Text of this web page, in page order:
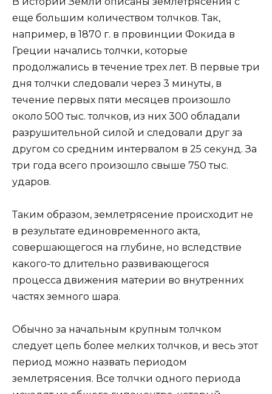
еще большим количеством толчков. Так,
например, в 1870 г. в провинции Фокида в
Греции начались толчки, которые
продолжались в течение трех лет. В первые три
дня толчки следовали через 3 минуты, в
течение первых пяти месяцев произошло
около 500 тыс. толчков, из них 300 обладали
разрушительной силой и следовали друг за
другом со средним интервалом в 25 секунд. За
три года всего произошло свыше 750 тыс.
ударов.
Таким образом, землетрясение происходит не
в результате единовременного акта,
совершающегося на глубине, но вследствие
какого-то длительно развивающегося
процесса движения материи во внутренних
частях земного шара.
Обычно за начальным крупным толчком
следует цепь более мелких толчков, и весь этот
период можно назвать периодом
землетрясения. Все толчки одного периода